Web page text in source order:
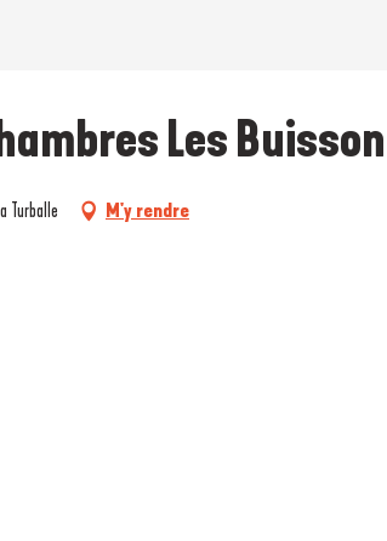
Les
Turballe M'y rendre